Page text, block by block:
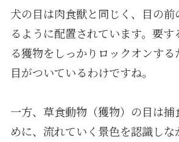
犬の目は肉食獣と同じく、目の
るように配置されています。要
る獲物をしっかりロックオンす
目がついているわけですね。
一方、草食動物（獲物）の目は捕
めに、流れていく景色を認識し